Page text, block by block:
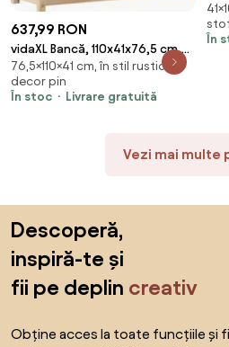
637,99 RON
vidaXL Bancă, 110x41x76,5 cm,
lemn masiv de pin
76,5×110×41 cm, în stil rustic,
decor pin
În stoc
Livrare gratuită
În
Vezi mai multe
Descoperă,
inspiră-te și
fii pe deplin creativ
Obține acces la toate funcțiile și